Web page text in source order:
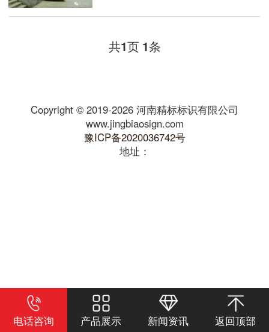
共1页 1条
Copyright © 2019-2026 河南精标标识有限公司
www.jingbiaosign.com
豫ICP备2020036742号
地址：
电话咨询 产品展示 新闻资讯 返回顶部